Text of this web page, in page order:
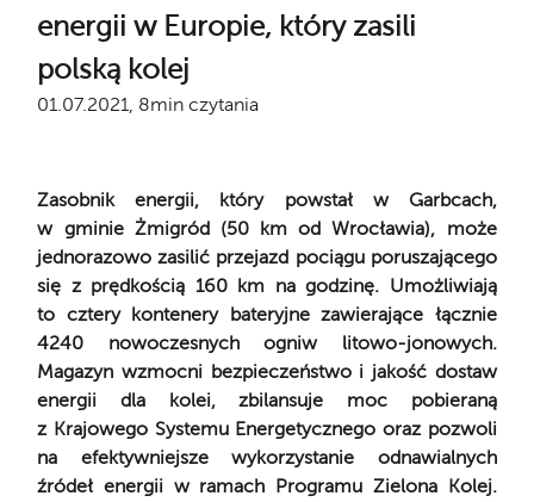
energii w Europie, który zasili
polską kolej
01.07.2021, 8min czytania
Zasobnik energii, który powstał w Garbcach,
w gminie Żmigród (50 km od Wrocławia), może
jednorazowo zasilić przejazd pociągu poruszającego
się z prędkością 160 km na godzinę. Umożliwiają
to cztery kontenery bateryjne zawierające łącznie
4240 nowoczesnych ogniw litowo-jonowych.
Magazyn wzmocni bezpieczeństwo i jakość dostaw
energii dla kolei, zbilansuje moc pobieraną
z Krajowego Systemu Energetycznego oraz pozwoli
na efektywniejsze wykorzystanie odnawialnych
źródeł energii w ramach Programu Zielona Kolej.